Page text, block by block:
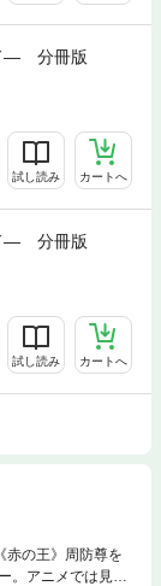
― 分冊版
試し読み カートへ
― 分冊版
試し読み カートへ
赤の王》周防尊を
。アニメでは見ら